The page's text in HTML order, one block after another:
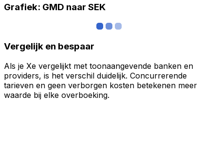
Grafiek: GMD naar SEK
Vergelijk en bespaar
Als je Xe vergelijkt met toonaangevende banken en
providers, is het verschil duidelijk. Concurrerende
tarieven en geen verborgen kosten betekenen meer
waarde bij elke overboeking.